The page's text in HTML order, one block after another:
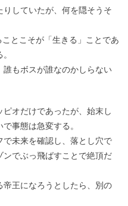
していたが、何を隠そうそ
とこそが「生きる」ことであ
誰もボスが誰なのかしらない
オだけであったが、始末し
事態は急変する。
未来を確認し、落とし穴で
でぶっ飛ばすことで絶頂だ
王になろうとしたら、別の